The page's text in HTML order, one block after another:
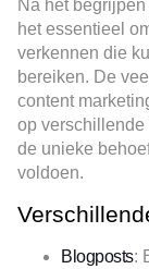
Na het
het essentieel
verkennen die
bereiken. De
content
op verschillende
de unieke
voldoen.
Blogposts: